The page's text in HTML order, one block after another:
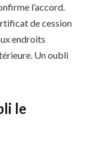
l’accord.
de cession
endroits
Un oubli
le